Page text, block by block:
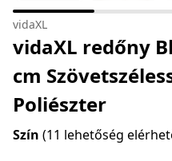
vidaXL
vidaXL redőny
cm
Poliészter
Szín (11 lehetőség